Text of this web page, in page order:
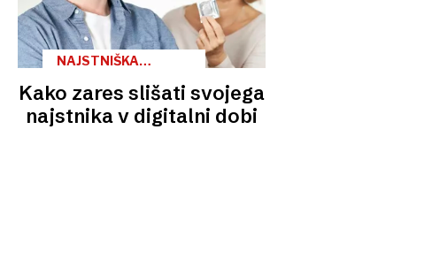
NAJSTNIŠKA
Kako zares slišati svojega
najstnika v digitalni dobi